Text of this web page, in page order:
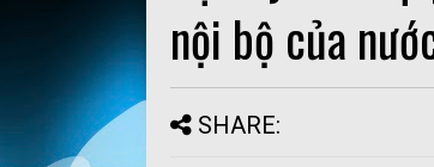
nội bộ của
SHARE: